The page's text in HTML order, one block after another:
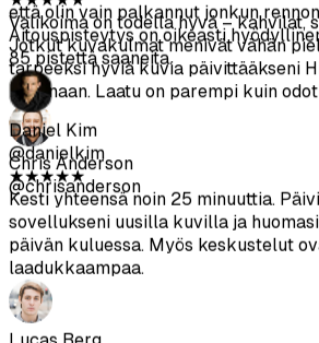
valokuvaajan kanssa.
Nina Patel
@ninapatel
★★★★ ★
Valikoima on todella hyvä – kahvilat,
Jotkut kuvakulmat menivät vähän
tarpeeksi hyviä kuvia päivittääkseni
kokonaan. Laatu on parempi kuin
Chris Anderson
@chrisanderson
★★★★★
Kesti yhteensä noin 25 minuuttia.
sovellukseni uusilla kuvilla ja
päivän kuluessa. Myös keskustelut
laadukkaampaa.
Lucas Berg
@lucasberg
★★★★★
Hintaan nähden kokeilemisen
ole täydellisiä, mutta saat niin paljon
löydät varmasti riittävästi hyviä.
viime vuoden epäonnistunut